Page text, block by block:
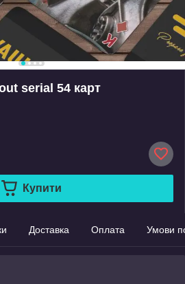
serial 54 карт
Купити
Доставка Оплата Умови